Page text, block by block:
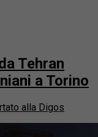
Tehran
a Torino
alla Digos